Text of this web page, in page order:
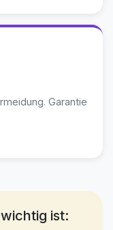
Garantie
ist: